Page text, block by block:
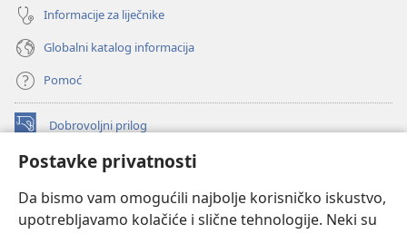
Postavke privatnosti
Da bismo vam omogućili najbolje korisničko iskustvo,
upotrebljavamo kolačiće i slične tehnologije. Neki su
Informacije za liječnike
Globalni katalog informacija
Pomoć
Dobrovoljni prilog
(otvara
novi
INTERNETSKA BIBLIOTEKA Watchtower
se
novi
JW Hub
(otvara